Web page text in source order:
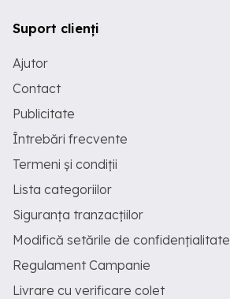
Suport clienți
Ajutor
Contact
Publicitate
Întrebări frecvente
Termeni și condiții
Lista categoriilor
Siguranța tranzacțiilor
Modifică setările de confidențialitate
Regulament Campanie
Livrare cu verificare colet